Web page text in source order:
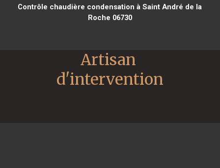
Contrôle chaudière condensation à Saint André de la
Roche 06730
Artisan
d'intervention